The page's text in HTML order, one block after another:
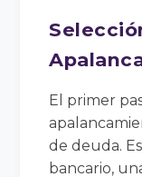
El primer
de deuda.
bancario,